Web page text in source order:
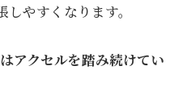
やすくなります。
アクセルを踏み続けてい